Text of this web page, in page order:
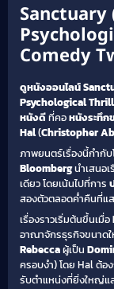
Sanctuary
Comedy
ดูหนังออนไลน์
Psychological
หนังดีที่คอหนังระทึ
Hal(Christopher
ภาพยนตร์เรื่องนี้กำกับ
Bloombergนำเสนอ
เดียว โดยเน้นไปที่การ
สองตัวตลอดค่ำคืนที่แ
เรื่องราวเริ่มต้นขึ้นเมื่อ
อาณาจักรธุรกิจขนาด
Rebeccaผู้เป็น
ครอบงำ) โดย Hal ต้อ
รับตำแหน่งที่ยิ่งใหญ่แ